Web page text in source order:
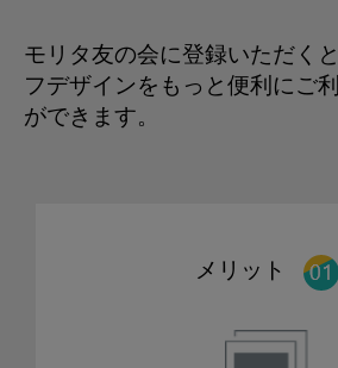
モリタ友の会に登録いただく
フデザインをもっと便利にご
ができます。
メリット